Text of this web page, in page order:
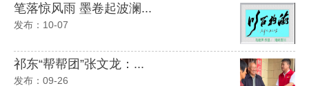
笔落惊风雨 墨卷起波澜...
发布：10-07
祁东“帮帮团”张文龙：...
发布：09-26